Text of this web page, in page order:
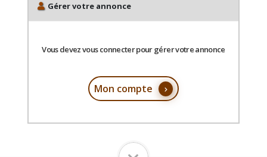
Gérer votre annonce
Vous devez vous connecter pour gérer votre annonce
Mon compte